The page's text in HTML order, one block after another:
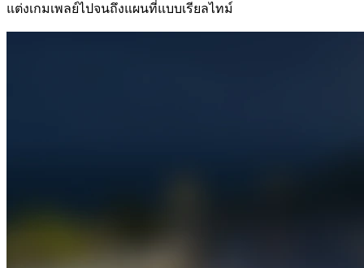
แต่งเกมเพลย์ไปจนถึงแผนที่แบบเรียลไทม์